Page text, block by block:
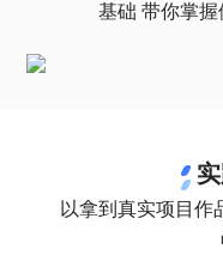
基础 带你掌
以拿到真实项目作